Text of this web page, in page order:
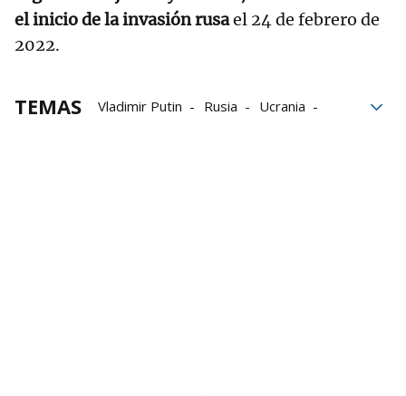
el inicio de la invasión rusael 24 de febrero de
2022.
TEMAS Vladimir Putin Rusia
Ucrania